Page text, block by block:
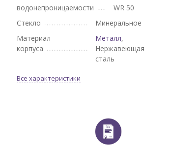
водонепроницаемости
WR 50
Стекло
Минеральное
Материал
корпуса
Металл,
Нержавеющая
сталь
Все характеристики